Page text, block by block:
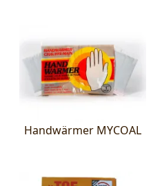
Handwärmer MYCOAL